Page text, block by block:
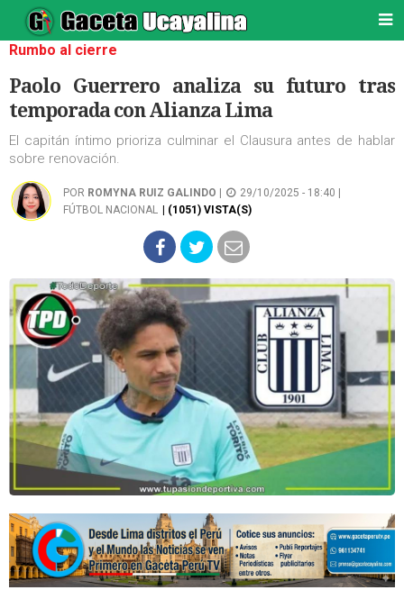
Rumbo al cierre
Paolo Guerrero analiza su futuro tras
temporada con Alianza Lima
El capitán íntimo prioriza culminar el Clausura antes de hablar
sobre renovación.
POR ROMYNA RUIZ GALINDO
29/10/2025 - 18:40 |
FÚTBOL NACIONAL
| (1051) VISTA(S)